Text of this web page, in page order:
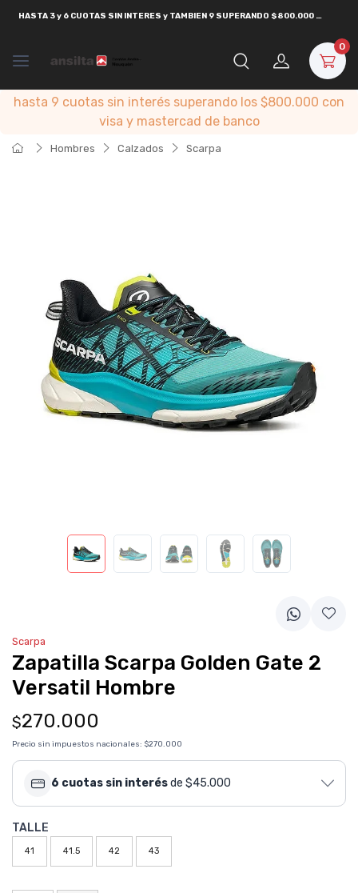
HASTA 3 y 6 CUOTAS SIN INTERES y TAMBIEN 9 SUPERANDO $800.000 CON
0
hasta 9 cuotas sin interés superando los $800.000 con
visa y mastercad de banco
Hombres Calzados Scarpa
Scarpa
Zapatilla Scarpa Golden Gate 2
Versatil Hombre
$270.000
Precio sin impuestos nacionales: $270.000
6 cuotas sin interésde $45.000
TALLE
41 41.5 42 43